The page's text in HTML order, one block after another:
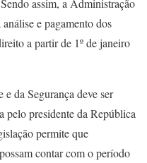
assim, a Administração
e pagamento dos
a partir de 1º de janeiro
da Segurança deve ser
pelo presidente da República
permite que
contar com o período